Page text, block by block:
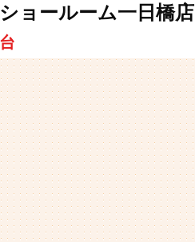
ショールーム一日橋店
台